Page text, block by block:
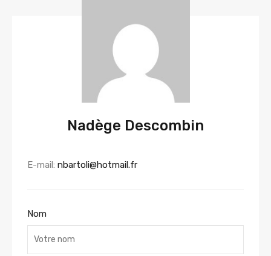
Nadège Descombin
E-mail: nbartoli@hotmail.fr
Nom